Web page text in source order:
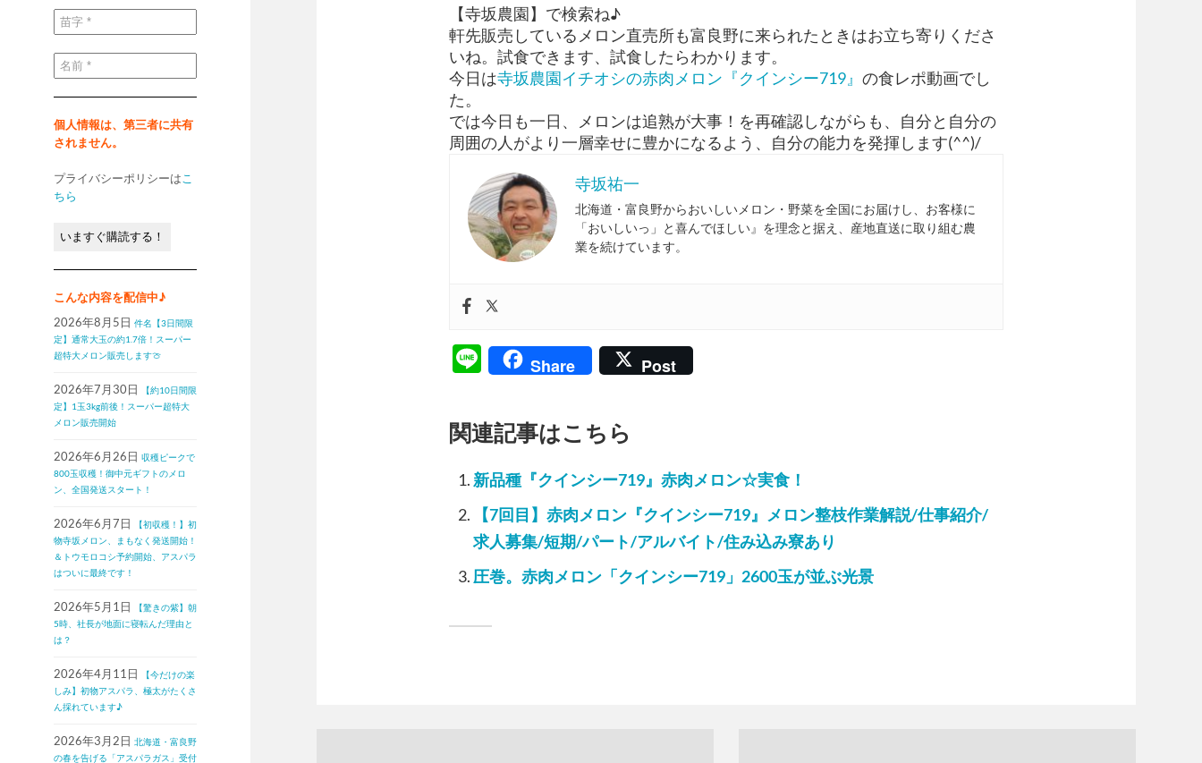
ド
レ
ス
ご
記
入
だ
い
*
苗
字
*
名
前
*
個人情報は、第三者に共有
されません。
プライバシーポリシーはこ
ちら
こんな内容を配信中♪
2026年8月5日 件名【3日間限
定】通常大玉の約1.7倍！スーパー
超特大メロン販売します🍈
2026年7月30日
【約10日間限
定】1玉3kg前後！スーパー超特大
メロン販売開始
2026年6月26日 収穫ピークで
800玉収穫！御中元ギフトのメロ
ン、全国発送スタート！
2026年6月7日
【初収穫！】初
物寺坂メロン、まもなく発送開始！
＆トウモロコシ予約開始、アスパラ
はついに最終です！
2026年5月1日
【驚きの紫】朝
5時、社長が地面に寝転んだ理由と
は？
2026年4月11日
【今だけの楽
しみ】初物アスパラ、極太がたくさ
ん採れています♪
2026年3月2日 北海道・富良野
の春を告げる「アスパラガス」受付
【寺坂農園】で検索ね♪
軒先販売しているメロン直売所も富良野に来られたときはお立ち寄りくださ
いね。試食できます、試食したらわかります。
今日は寺坂農園イチオシの赤肉メロン『クインシー719』 の食レポ動画でし
た。
では今日も一日、メロンは追熟が大事！を再確認しながらも、自分と自分の
周囲の人がより一層幸せに豊かになるよう、自分の能力を発揮します(^^)/
寺坂祐一
北海道・富良野からおいしいメロン・野菜を全国にお届けし、お客様に
「おいしいっ」と喜んでほしい』を理念と据え、産地直送に取り組む農
業を続けています。
LineShare Post
関連記事はこちら
新品種『クインシー719』赤肉メロン☆実食！
【7回目】赤肉メロン『クインシー719』メロン整枝作業解説/仕事紹介/
求人募集/短期/パート/アルバイト/住み込み寮あり
圧巻。赤肉メロン「クインシー719」2600玉が並ぶ光景